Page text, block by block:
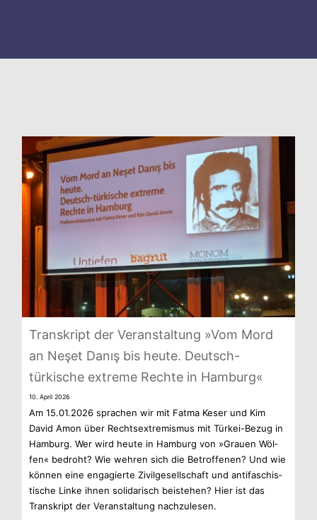
Tran­skript der Ver­an­stal­tung »Vom Mord
an Neşet Danış bis heute. Deutsch-
türkische extreme Rechte in Hamburg«
10. April 2026
Am 15.01.2026 spra­chen wir mit Fatma Keser und Kim
David Amon über Rechts­extre­mis­mus mit Türkei-Bezug in
Ham­burg. Wer wird heute in Ham­burg von »Grauen Wöl­
fen« bedroht? Wie weh­ren sich die Betrof­fe­nen? Und wie
kön­nen eine enga­gierte Zivil­ge­sell­schaft und anti­fa­schis­
ti­sche Linke ihnen soli­da­risch bei­ste­hen? Hier ist das
Tran­skript der Ver­an­stal­tung nachzulesen.